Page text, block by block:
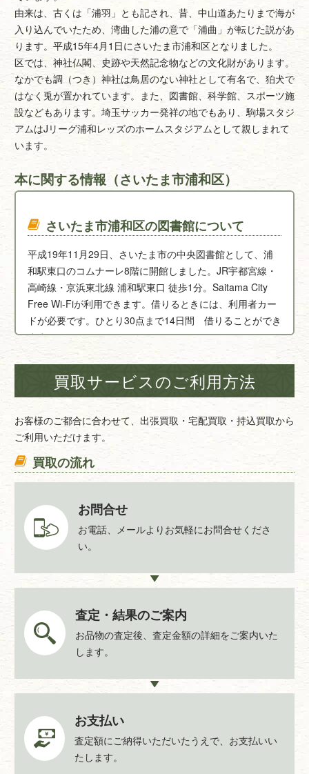
由来は、古くは「浦羽」とも記され、昔、中山道あたりまで海が
入り込んでいたため、湾曲した浦の意で「浦曲」が転じた説があ
ります。平成15年4月1日にさいたま市浦和区となりました。
区では、神社仏閣、史跡や天然記念物などの文化財があります。
なかでも調（つき）神社は鳥居のない神社として有名で、狛犬で
はなく兎が置かれています。また、図書館、科学館、スポーツ施
設などもあります。埼玉サッカー発祥の地でもあり、駒場スタジ
アムはJリーグ浦和レッズのホームスタジアムとして親しまれて
います。
本に関する情報（さいたま市浦和区）
さいたま市浦和区の図書館について
平成19年11月29日、さいたま市の中央図書館として、浦
和駅東口のコムナーレ8階に開館しました。JR宇都宮線・
高崎線・京浜東北線 浦和駅東口 徒歩1分。Saitama City
Free Wi-Fiが利用できます。借りるときには、利用者カー
ドが必要です。ひとり30点まで14日間 借りることができ
ます。
【中央図書館】
〒330-0055 さいたま市浦和区東高砂町11-1 （コムナーレ
8階） Tel：048-871-2100
買取サービスのご利用方法
お客様のご都合に合わせて、出張買取・宅配買取・持込買取から
ご利用いただけます。
買取の流れ
お問合せ
お電話、メールよりお気軽にお問合せくださ
い。
査定・結果のご案内
お品物の査定後、査定金額の詳細をご案内いた
します。
お支払い
査定額にご納得いただいたうえで、お支払いい
たします。